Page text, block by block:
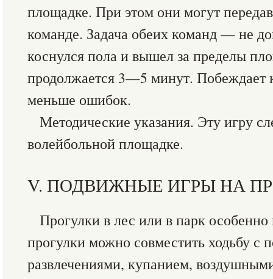
площадке. При этом они могут
команде. Задача обеих команд — не
коснулся пола и вышел за пределы
продолжается 3—5 минут. Побеждает
меньше ошибок.
Методические указания. Эту игру
волейбольной площадке.
V. ПОДВИЖНЫЕ ИГРЫ НА
Прогулки в лес или в парк
прогулки можно совместить ходьбу
развлечениями, купанием,